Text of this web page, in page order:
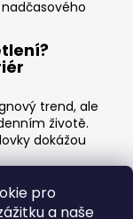
pro
a naše
trend, ale
životě.
dokážou